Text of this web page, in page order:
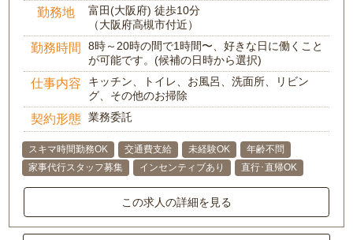
勤務地
富田(大阪府) 徒歩10分
（大阪府高槻市付近）
勤務時間
8時～20時の間で1時間〜、好きな日に働くこと
が可能です。(候補の日時から選択)
仕事内容
キッチン、トイレ、お風呂、洗面所、リビン
グ、その他のお掃除
契約形態 業務委託
スキマ時間勤務OK 交通費支給 未経験OK
年齢不問
家事代行スタッフ募集
インセンティブあり 直行･直帰OK
この求人の詳細を見る